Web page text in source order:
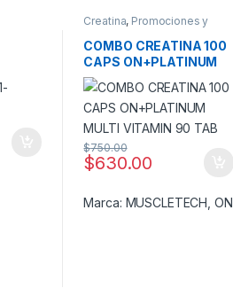
Creatina, Promociones y
COMBO CREATINA 100
CAPS ON+PLATINUM
MULTI VITAMIN 90 TAB
$630.00
$750.00
Marca: MUSCLETECH ON